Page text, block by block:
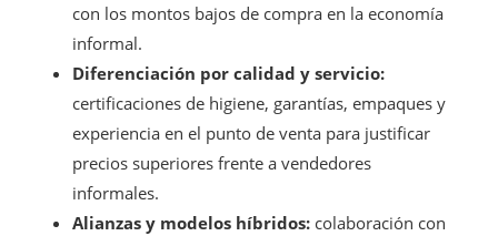
con los montos bajos de compra en la economía
informal.
Diferenciación por calidad y servicio:
certificaciones de higiene, garantías, empaques y
experiencia en el punto de venta para justificar
precios superiores frente a vendedores
informales.
Alianzas y modelos híbridos: colaboración con